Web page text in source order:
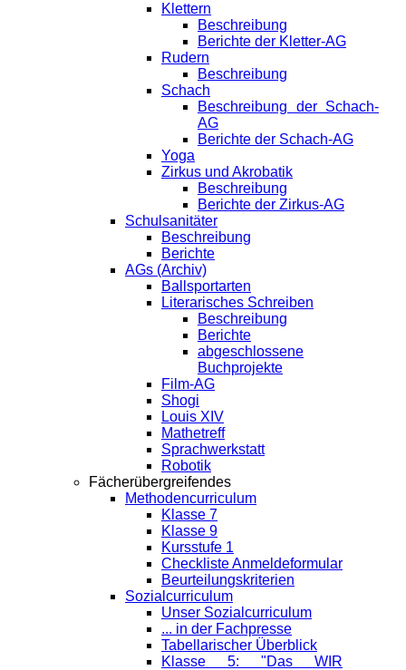
Klettern
Beschreibung
Berichte der Kletter-AG
Rudern
Beschreibung
Schach
Beschreibung der Schach-
AG
Berichte der Schach-AG
Yoga
Zirkus und Akrobatik
Beschreibung
Berichte der Zirkus-AG
Schulsanitäter
Beschreibung
Berichte
AGs (Archiv)
Ballsportarten
Literarisches Schreiben
Beschreibung
Berichte
abgeschlossene
Buchprojekte
Film-AG
Shogi
Louis XIV
Mathetreff
Sprachwerkstatt
Robotik
Fächerübergreifendes
Methodencurriculum
Klasse 7
Klasse 9
Kursstufe 1
Checkliste Anmeldeformular
Beurteilungskriterien
Sozialcurriculum
Unser Sozialcurriculum
... in der Fachpresse
Tabellarischer Überblick
Klasse 5: "Das WIR